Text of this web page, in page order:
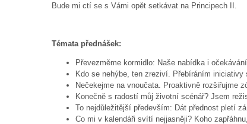
Bude mi ctí se s Vámi opět setkávat na Principech II.
Témata přednášek:
Převezměme kormidlo: Naše nabídka i
Kdo se nehýbe, ten zreziví. Přebíráním
Nečekejme na vnoučata. Proaktivně rozšiřujme
Konečně s radostí můj životní scénář? Jsem
To nejdůležitější především: Dát přednost pletí
Co mi v kalendáři svítí nejjasněji? Koho